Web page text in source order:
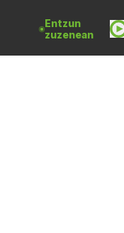
Entzun
zuzenean
Lege Oharrak